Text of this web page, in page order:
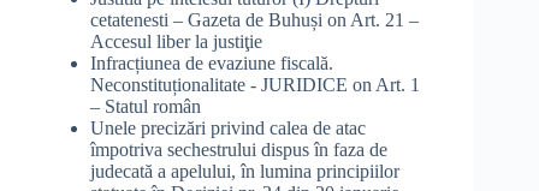
cetatenesti – Gazeta de Buhuși on Art. 21 –
Accesul liber la justiţie
Infracțiunea de evaziune fiscală.
Neconstituționalitate - JURIDICE on Art. 1
– Statul român
Unele precizări privind calea de atac
împotriva sechestrului dispus în faza de
judecată a apelului, în lumina principiilor